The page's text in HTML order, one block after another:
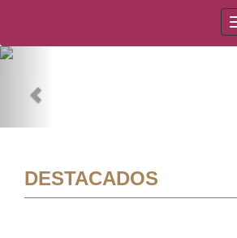
DESTACADOS